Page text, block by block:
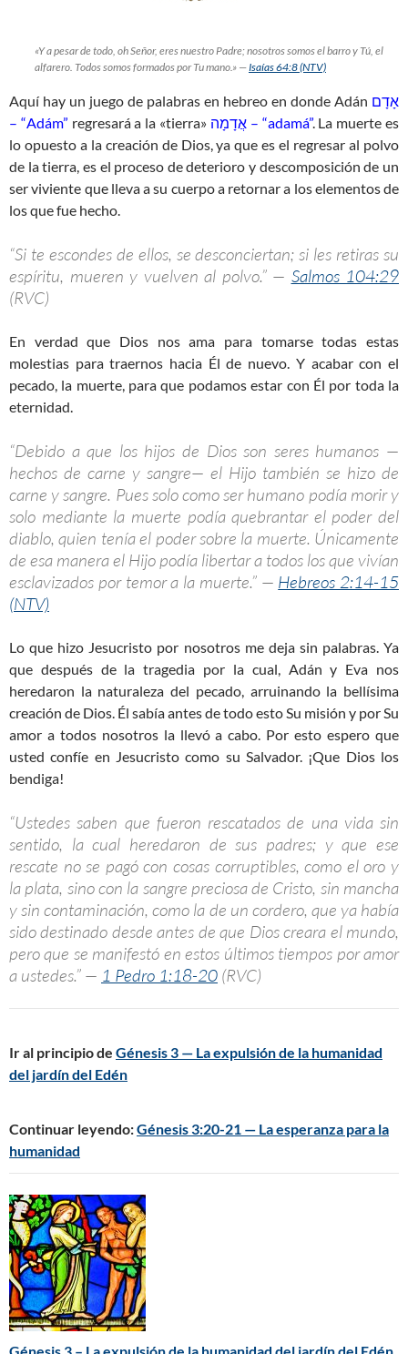
«Y a pesar de todo, oh Señor, eres nuestro Padre; nosotros somos el barro y Tú, el
alfarero. Todos somos formados por Tu mano.» —Isaías 64:8 (NTV)
Aquí hay un juego de palabras en hebreo en donde Adán
– “Adám” regresará a la «tierra» אֲדָמָה – “adamá”. La muerte es
lo opuesto a la creación de Dios, ya que es el regresar al polvo
de la tierra, es el proceso de deterioro y descomposición de un
ser viviente que lleva a su cuerpo a retornar a los elementos de
los que fue hecho.
“Si te escondes de ellos, se desconciertan; si les retiras su
espíritu, mueren y vuelven al polvo.” — Salmos 104:29
(RVC)
En verdad que Dios nos ama para tomarse todas estas
molestias para traernos hacia Él de nuevo. Y acabar con el
pecado, la muerte, para que podamos estar con Él por toda la
eternidad.
“Debido a que los hijos de Dios son seres humanos —
hechos de carne y sangre— el Hijo también se hizo de
carne y sangre. Pues solo como ser humano podía morir y
solo mediante la muerte podía quebrantar el poder del
diablo, quien tenía el poder sobre la muerte. Únicamente
de esa manera el Hijo podía libertar a todos los que vivían
esclavizados por temor a la muerte.” — Hebreos 2:14-15
(NTV)
Lo que hizo Jesucristo por nosotros me deja sin palabras. Ya
que después de la tragedia por la cual, Adán y Eva nos
heredaron la naturaleza del pecado, arruinando la bellísima
creación de Dios. Él sabía antes de todo esto Su misión y por Su
amor a todos nosotros la llevó a cabo. Por esto espero que
usted confíe en Jesucristo como su Salvador. ¡Que Dios los
bendiga!
“Ustedes saben que fueron rescatados de una vida sin
sentido, la cual heredaron de sus padres; y que ese
rescate no se pagó con cosas corruptibles, como el oro y
la plata, sino con la sangre preciosa de Cristo, sin mancha
y sin contaminación, como la de un cordero, que ya había
sido destinado desde antes de que Dios creara el mundo,
pero que se manifestó en estos últimos tiempos por amor
a ustedes.” — 1 Pedro 1:18-20 (RVC)
Ir al principio de Génesis 3 — La expulsión de la humanidad
del jardín del Edén
Continuar leyendo:Génesis 3:20-21 — La esperanza para la
humanidad